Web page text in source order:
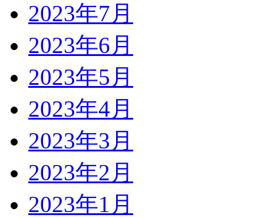
2023年7月
2023年6月
2023年5月
2023年4月
2023年3月
2023年2月
2023年1月